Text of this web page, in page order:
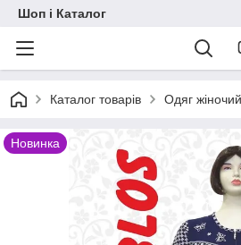
Шоп і Каталог
Каталог товарів Одяг жіночий
Новинка